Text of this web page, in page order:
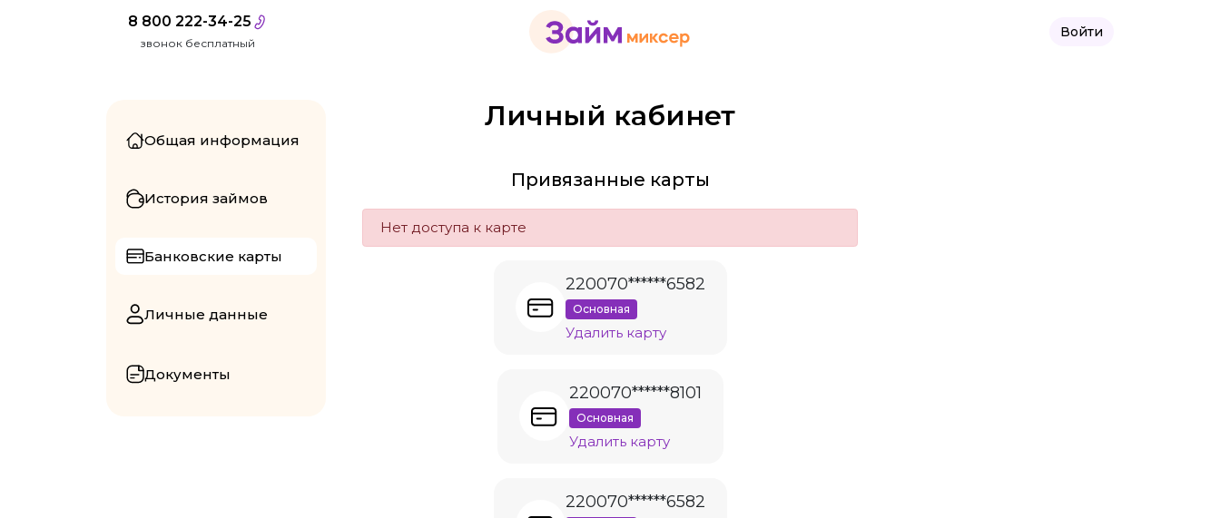
8 800 222-34-25
звонок бесплатный
Войти
Общая информация
История займов
Банковские карты
Личные данные
Документы
Личный кабинет
Привязанные карты
Нет доступа к карте
220070******6582
Основная
Удалить карту
220070******8101
Основная
Удалить карту
220070******6582